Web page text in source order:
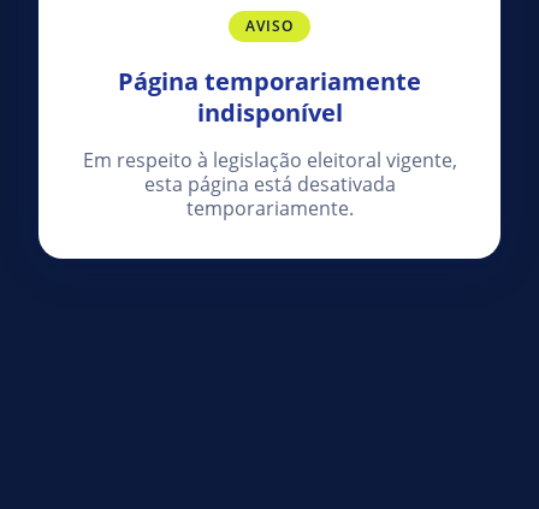
AVISO
Página temporariamente
indisponível
Em respeito à legislação eleitoral vigente,
esta página está desativada
temporariamente.